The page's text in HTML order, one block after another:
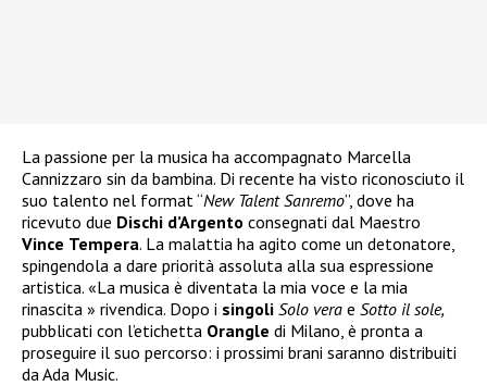
La passione per la musica ha accompagnato Marcella
Cannizzaro sin da bambina. Di recente ha visto riconosciuto il
suo talento nel format “New Talent Sanremo”, dove ha
ricevuto due Dischi d’Argento consegnati dal Maestro
Vince Tempera. La malattia ha agito come un detonatore,
spingendola a dare priorità assoluta alla sua espressione
artistica. «La musica è diventata la mia voce e la mia
rinascita » rivendica. Dopo i singoli Solo vera e Sotto il sole,
pubblicati con l’etichetta Orangle di Milano, è pronta a
proseguire il suo percorso: i prossimi brani saranno distribuiti
da Ada Music.